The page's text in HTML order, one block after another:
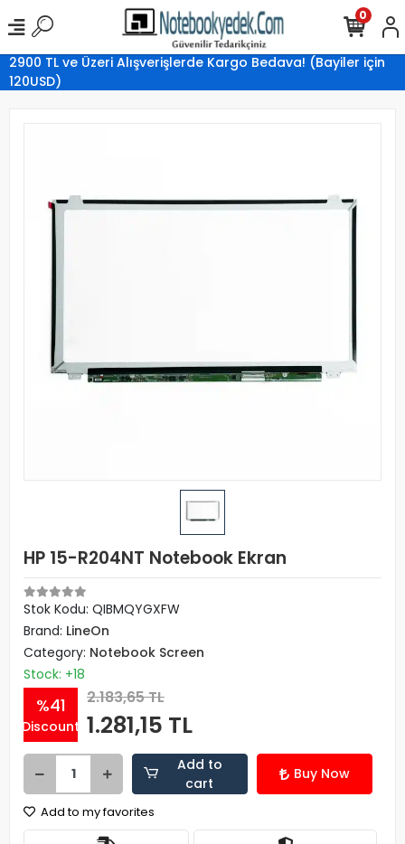
2900 TL ve Üzeri Alışverişlerde Kargo Bedava! (Bayiler için
120USD)
0
HP 15-R204NT Notebook Ekran
Stok Kodu: QIBMQYGXFW
Brand: LineOn
Category: Notebook Screen
Stock: +18
%41
Discount
2.183,65 TL
1.281,15 TL
Add to
cart
Buy Now
Add to my favorites